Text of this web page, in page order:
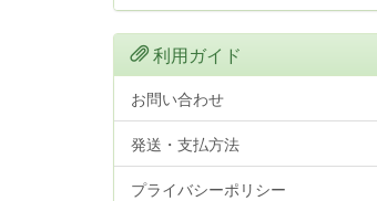
利用ガイド
お問い合わせ
発送・支払方法
プライバシーポリシー